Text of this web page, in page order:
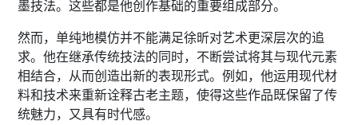
墨技法。这些都是他创作基础的重要组成部分。
然而，单纯地模仿并不能满足徐昕对艺术更深层次的追
求。他在继承传统技法的同时，不断尝试将其与现代元素
相结合，从而创造出新的表现形式。例如，他运用现代材
料和技术来重新诠释古老主题，使得这些作品既保留了传
统魅力，又具有时代感。